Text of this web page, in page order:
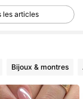
les articles
Bijoux & montres